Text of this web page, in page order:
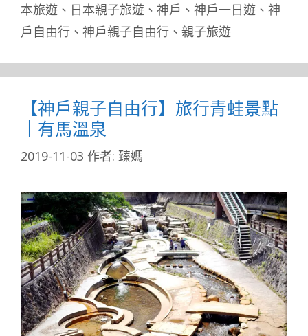
本旅遊 、 日本親子旅遊 、 神戶 、 神戶一日遊 、 神
戶自由行 、 神戶親子自由行 、 親子旅遊
【神戶親子自由行】旅行青蛙景點
｜有馬溫泉
2019-11-03 作者: 臻媽